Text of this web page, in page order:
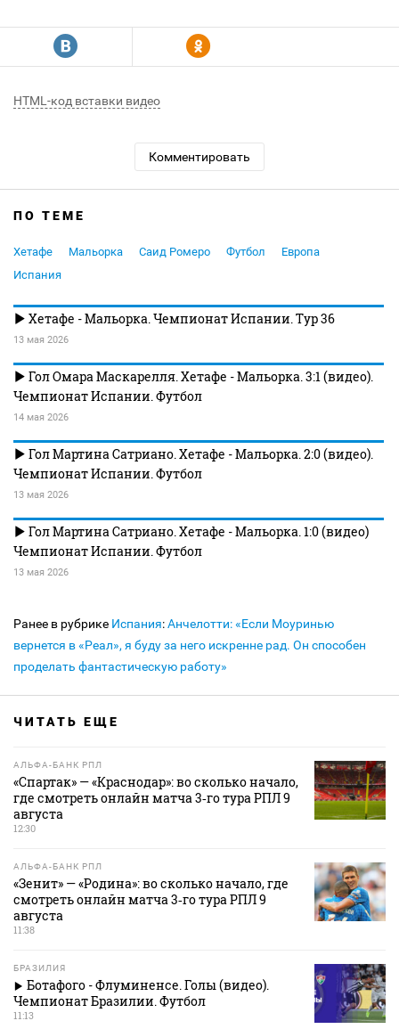
R Y
HTML-код вставки видео
Комментировать
ПО ТЕМЕ
Хетафе Мальорка Саид Ромеро Футбол
Европа
Испания
Хетафе - Мальорка. Чемпионат Испании. Тур 36
13 мая 2026
Гол Омара Маскарелля. Хетафе - Мальорка. 3:1 (видео).
Чемпионат Испании. Футбол
14 мая 2026
Гол Мартина Сатриано. Хетафе - Мальорка. 2:0 (видео).
Чемпионат Испании. Футбол
13 мая 2026
Гол Мартина Сатриано. Хетафе - Мальорка. 1:0 (видео)
Чемпионат Испании. Футбол
13 мая 2026
Ранее в рубрике Испания:Анчелотти: «Если Моуринью
вернется в «Реал», я буду за него искренне рад. Он способен
проделать фантастическую работу»
ЧИТАТЬ ЕЩЕ
АЛЬФА-БАНК РПЛ
«Спартак» — «Краснодар»: во сколько начало,
где смотреть онлайн матча 3‑го тура РПЛ 9
августа
12:30
АЛЬФА-БАНК РПЛ
«Зенит» — «Родина»: во сколько начало, где
смотреть онлайн матча 3‑го тура РПЛ 9
августа
11:38
БРАЗИЛИЯ
Ботафого - Флуминенсе. Голы (видео).
Чемпионат Бразилии. Футбол
11:13